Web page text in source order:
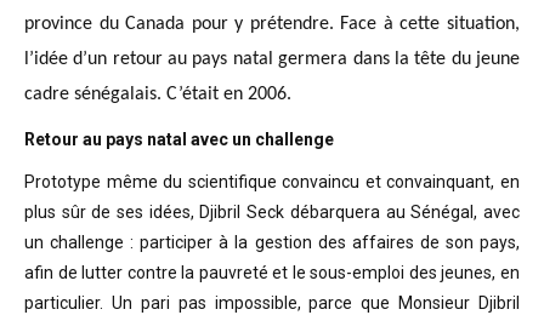
province du Canada pour y prétendre. Face à cette situation,
l’idée d’un retour au pays natal germera dans la tête du jeune
cadre sénégalais. C’était en 2006.
Retour au pays natal avec un challenge
Prototype même du scientifique convaincu et convainquant, en
plus sûr de ses idées, Djibril Seck débarquera au Sénégal, avec
un challenge : participer à la gestion des affaires de son pays,
afin de lutter contre la pauvreté et le sous-emploi des jeunes, en
particulier. Un pari pas impossible, parce que Monsieur Djibril